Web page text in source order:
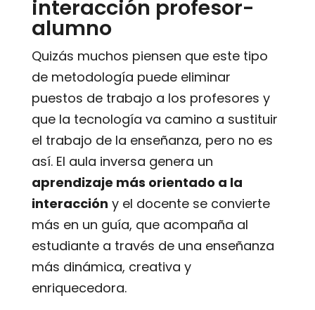
interacción profesor-
alumno
Quizás muchos piensen que este tipo
de metodología puede eliminar
puestos de trabajo a los profesores y
que la tecnología va camino a sustituir
el trabajo de la enseñanza, pero no es
así. El aula inversa genera un
aprendizaje más orientado a la
interacción y el docente se convierte
más en un guía, que acompaña al
estudiante a través de una enseñanza
más dinámica, creativa y
enriquecedora.